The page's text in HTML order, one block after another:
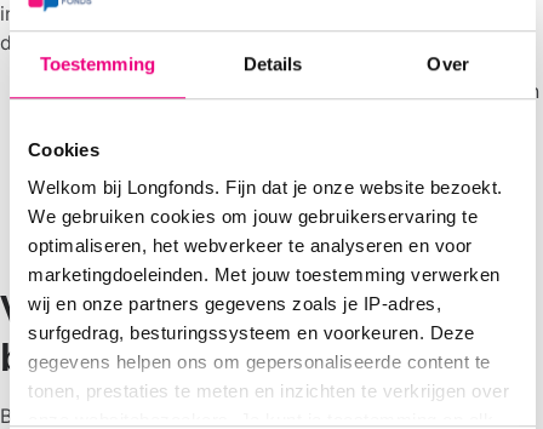
Toestemming Details Over
Cookies
Welkom bij Longfonds. Fijn dat je onze website bezoekt.
We gebruiken cookies om jouw gebruikerservaring te
optimaliseren, het webverkeer te analyseren en voor
marketingdoeleinden. Met jouw toestemming verwerken
wij en onze partners gegevens zoals je IP-adres,
surfgedrag, besturingssysteem en voorkeuren. Deze
gegevens helpen ons om gepersonaliseerde content te
tonen, prestaties te meten en inzichten te verkrijgen over
in de palliatieve fase. In de vernieuwde richtlijn Hoesten in
de palliatieve fase vind je onder meer:
De achtergrond en mogelijke oorzaken van hoesten
De aanbevolen diagnostiek en de onderwerpen die
met de patiënt besproken kunnen worden.
Behandelmogelijkheden.
Voor wie zijn deze richtlijnen
bedoeld?
Beide richtlijnen zijn bedoeld voor longartsen en andere